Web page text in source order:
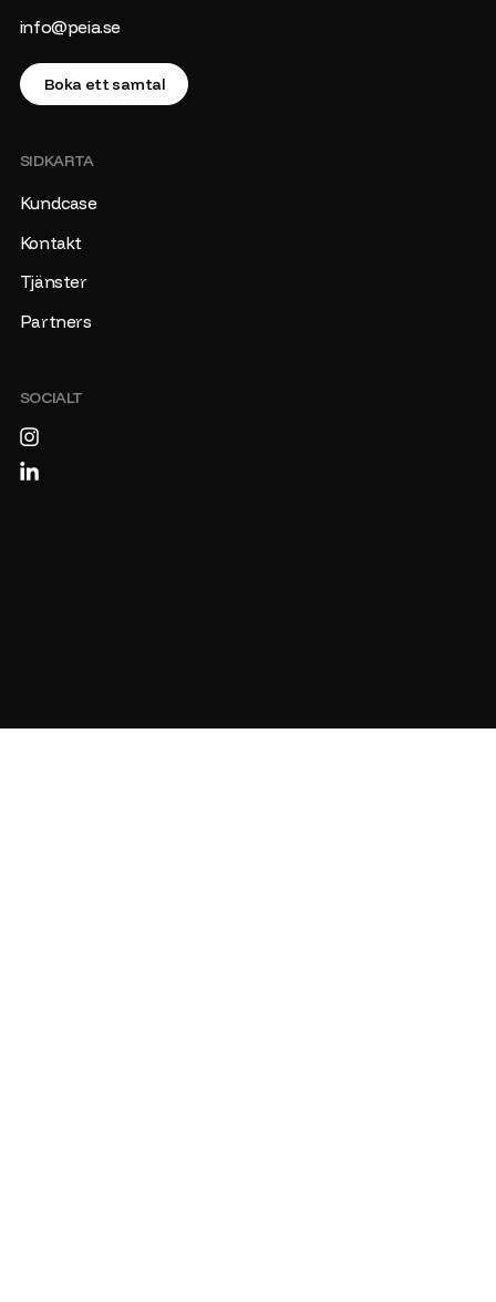
info@peia.se
Boka ett samtal
SIDKARTA
Kundcase
Kontakt
Tjänster
Partners
SOCIALT